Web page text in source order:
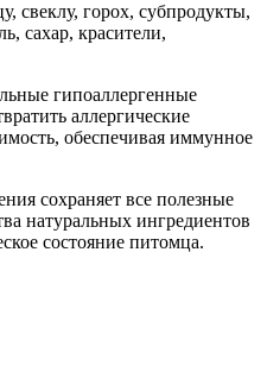
свеклу, горох, субпродукты,
сахар, красители,
гипоаллергенные
аллергические
обеспечивая иммунное
сохраняет все полезные
натуральных ингредиентов
состояние питомца.